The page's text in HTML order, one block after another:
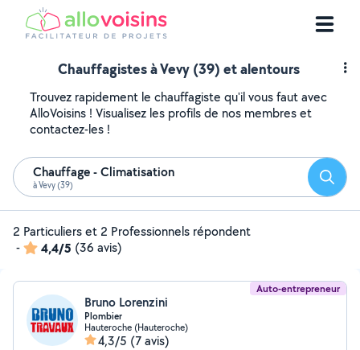
Chauffagistes à Vevy (39) et alentours
Trouvez rapidement le chauffagiste qu'il vous faut avec
AlloVoisins ! Visualisez les profils de nos membres et
contactez-les !
Chauffage - Climatisation
à Vevy (39)
2 Particuliers et 2 Professionnels répondent
-
4,4/5 (36 avis)
Auto-entrepreneur
Bruno Lorenzini
Plombier
Hauteroche (Hauteroche)
4,3/5 (7 avis)